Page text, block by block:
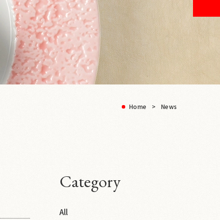
Home News
Category
All